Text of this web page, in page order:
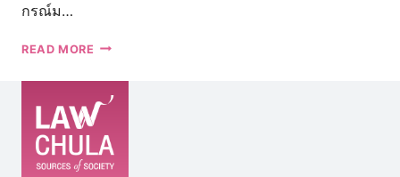
กรณ์ม…
READ MORE คณะ
จุฬาลงกรณ์
มหาวิทยาลัย
ขอ
แสดง
ความ
ยินดี